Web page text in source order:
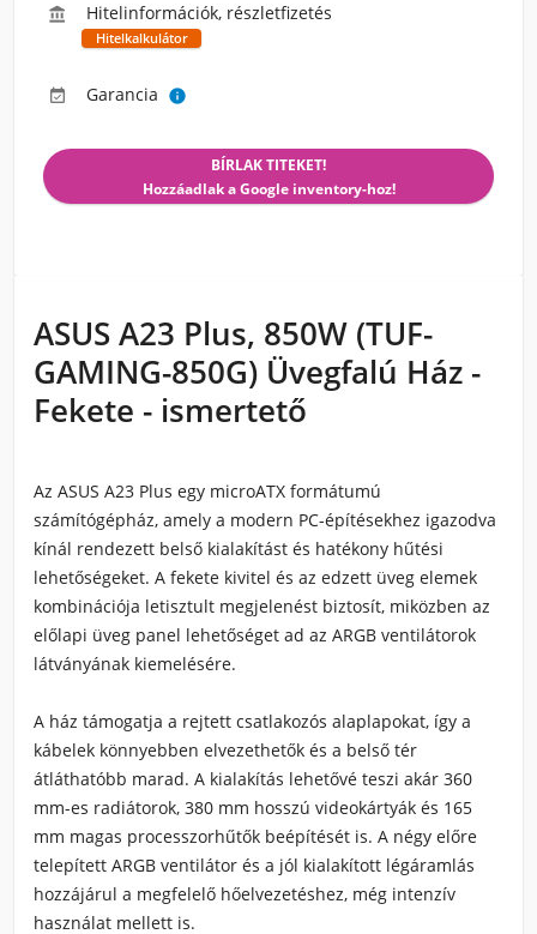
 Hitelinformációk, részletfizetés
Hitelkalkulátor
 Garancia 
BÍRLAK TITEKET!
Hozzáadlak a Google inventory-hoz!
ASUS A23 Plus, 850W (TUF-
GAMING-850G) Üvegfalú Ház -
Fekete - ismertető
Az ASUS A23 Plus egy microATX formátumú
számítógépház, amely a modern PC-építésekhez igazodva
kínál rendezett belső kialakítást és hatékony hűtési
lehetőségeket. A fekete kivitel és az edzett üveg elemek
kombinációja letisztult megjelenést biztosít, miközben az
előlapi üveg panel lehetőséget ad az ARGB ventilátorok
látványának kiemelésére.
A ház támogatja a rejtett csatlakozós alaplapokat, így a
kábelek könnyebben elvezethetők és a belső tér
átláthatóbb marad. A kialakítás lehetővé teszi akár 360
mm-es radiátorok, 380 mm hosszú videokártyák és 165
mm magas processzorhűtők beépítését is. A négy előre
telepített ARGB ventilátor és a jól kialakított légáramlás
hozzájárul a megfelelő hőelvezetéshez, még intenzív
használat mellett is.